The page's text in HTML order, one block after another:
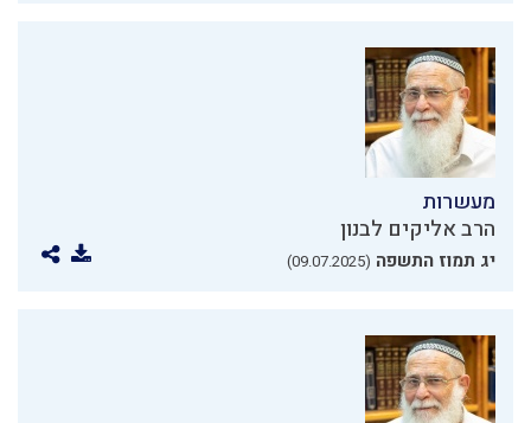
מעשרות
הרב אליקים לבנון
יג תמוז התשפה (09.07.2025)